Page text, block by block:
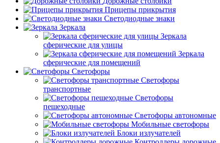
Прицепы прикрытия
Светодиодные знаки
Зеркала
Зеркала
сферические для улицы
Зеркала
сферические для помещений
Светофоры
Светофоры
транспортные
Светофоры
пешеходные
Светофоры автономные
Мобильные светофоры
Блоки излучателей